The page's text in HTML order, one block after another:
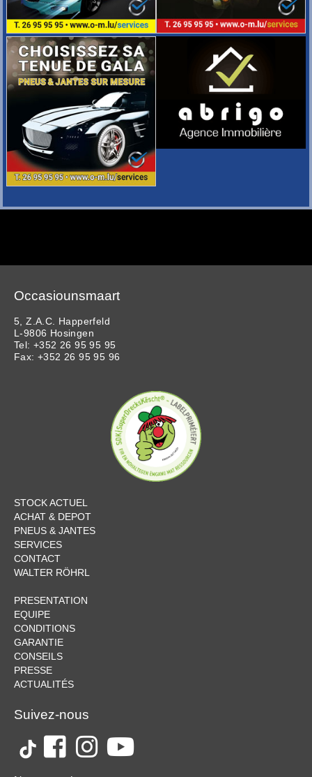
Occasiounsmaart
5, Z.A.C. Happerfeld
L-9806 Hosingen
Tel: +352 26 95 95 95
Fax: +352 26 95 95 96
STOCK ACTUEL
ACHAT & DEPOT
PNEUS & JANTES
SERVICES
CONTACT
WALTER RÖHRL
PRESENTATION
EQUIPE
CONDITIONS
GARANTIE
CONSEILS
PRESSE
ACTUALITÉS
Suivez-nous